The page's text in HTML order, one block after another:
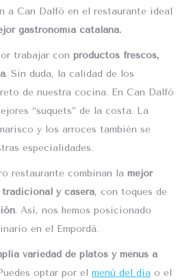
a Can Dalfó en el restaurante ideal
gastronomía catalana.
trabajar con productos frescos,
. Sin duda, la calidad de los
de nuestra cocina. En Can Dalfó
“suquets” de la costa. La
y los arroces también se
especialidades.
restaurante combinan la mejor
tradicional y casera, con toques de
. Así, nos hemos posicionado
en el Empordà.
variedad de platos y menús a
optar por el menú del día o el